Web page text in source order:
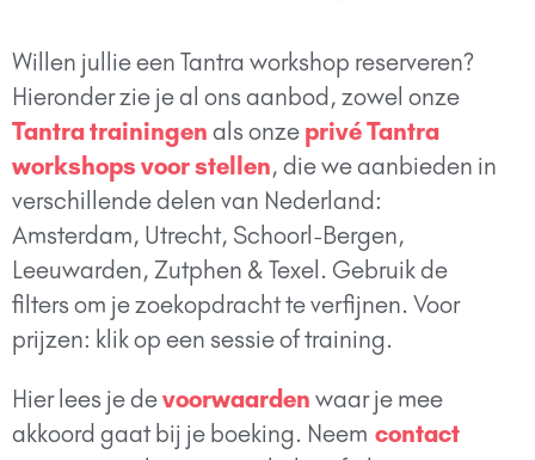
Willen jullie een Tantra workshop reserveren?
Hieronder zie je al ons aanbod, zowel onze
Tantra trainingen als onze privé Tantra
workshops voor stellen, die we aanbieden in
verschillende delen van Nederland:
Amsterdam, Utrecht, Schoorl-Bergen,
Leeuwarden, Zutphen & Texel. Gebruik de
filters om je zoekopdracht te verfijnen. Voor
prijzen: klik op een sessie of training.
Hier lees je devoorwaarden waar je mee
akkoord gaat bij je boeking. Neem contact